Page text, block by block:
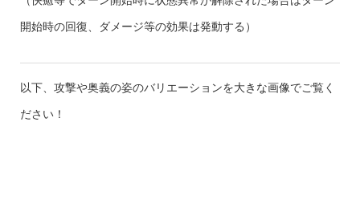
開始時の回復、ダメージ等の効果は発動する）
以下、攻撃や奥義の姿のバリエーションを大きな画像でご覧く
ださい！